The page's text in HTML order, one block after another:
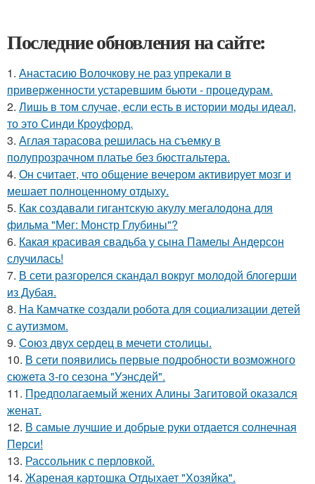
Последние обновления на сайте:
1. Анастасию Волочкову не раз упрекали в
приверженности устаревшим бьюти - процедурам.
2. Лишь в том случае, если есть в истории моды идеал,
то это Синди Кроуфорд.
3. Аглая тарасова решилась на съемку в
полупрозрачном платье без бюстгальтера.
4. Он считает, что общение вечером активирует мозг и
мешает полноценному отдыху.
5. Как создавали гигантскую акулу мегалодона для
фильма "Мег: Монстр Глубины"?
6. Какая красивая свадьба у сына Памелы Андерсон
случилась!
7. В сети разгорелся скандал вокруг молодой блогерши
из Дубая.
8. На Камчатке создали робота для социализации детей
с аутизмом.
9. Сoюз двух cеpдец в мечети cтoлицы.
10. В сети появились первые подробности возможного
сюжета 3-го сезона "Уэнсдей".
11. Предполагаемый жених Алины Загитовой оказался
женат.
12. В самые лучшие и добрые руки отдается солнечная
Перси!
13. Рассольник с перловкой.
14. Жареная картошка Отдыхает "Хозяйка".